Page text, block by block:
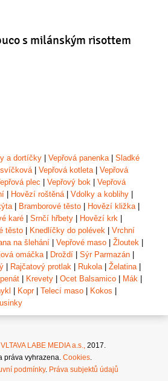
s milánským risottem
a dortíčky Vepřová panenka| Sladké
| Vepřová kotleta| Vepřová
plec Vepřový bok
Vepřová
Hovězí roštěná| Vdolky a koblihy
| Bramborové těsto Hovězí kližka|
karé Srnčí hřbety Hovězí krk
těsto Knedlíčky do polévek
Vrchní
na šlehání Vepřové maso Žloutek
omáčka| Droždí Sýr Parmazán
Rajčatový protlak Rukola| Želatina|
Krevety Ocet Balsamico Mák
Kopr| Telecí maso Kokos
VLTAVA LABE MEDIA a.s., 2017.
práva vyhrazena. Cookies.
podmínky. Práva subjektů údajů